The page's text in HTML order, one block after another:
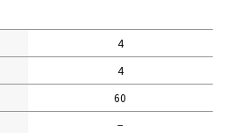
4
4
60
−